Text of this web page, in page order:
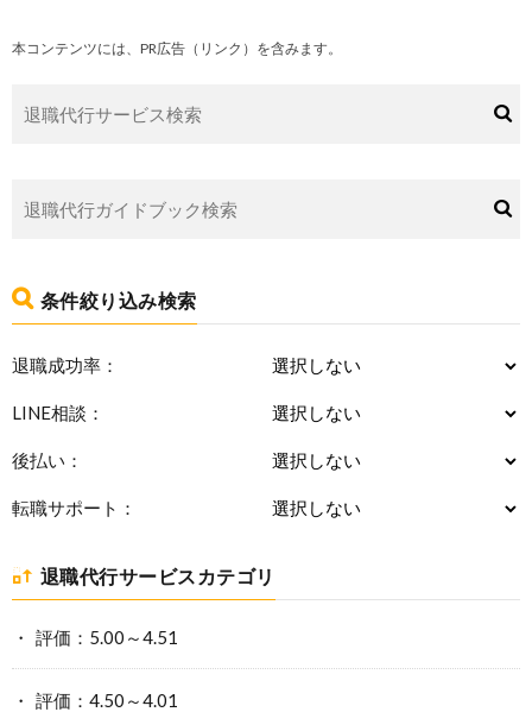
本コンテンツには、PR広告（リンク）を含みます。
条件絞り込み検索
退職成功率：
LINE相談：
後払い：
転職サポート：
退職代行サービスカテゴリ
評価：5.00～4.51
評価：4.50～4.01